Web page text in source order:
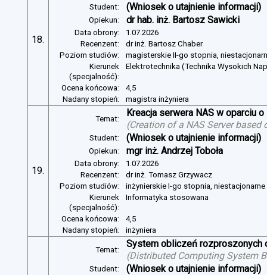
18.
Student: (Wniosek o utajnienie informacji)
Opiekun: dr hab. inż. Bartosz Sawicki
Data obrony:
1.07.2026
Recenzent:
dr inż. Bartosz Chaber
Poziom studiów:
magisterskie II-go stopnia,
Kierunek
(specjalność):
Elektrotechnika (Technika Wysokich
Ocena końcowa:
4,5
Nadany stopień:
magistra inżyniera
19.
Temat:
Kreacja serwera NAS w oparciu
(Creation of a NAS Server based
Student: (Wniosek o utajnienie informacji)
Opiekun: mgr inż. Andrzej Toboła
Data obrony:
1.07.2026
Recenzent:
dr inż. Tomasz Grzywacz
Poziom studiów:
inżynierskie I-go stopnia, niestacjonarne
Kierunek
(specjalność):
Informatyka stosowana
Ocena końcowa:
4,5
Nadany stopień:
inżyniera
Temat:
System obliczeń rozproszonych
(Distributed Computing System
Student: (Wniosek o utajnienie informacji)